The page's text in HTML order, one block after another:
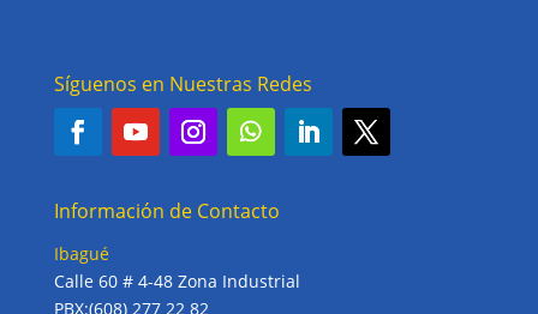
Síguenos en Nuestras Redes
Información de Contacto
Ibagué
Calle 60 # 4-48 Zona Industrial
PBX:(608) 277 22 82